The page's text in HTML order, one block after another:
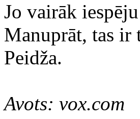
Jo vairāk
Manuprāt, tas ir
Peidža.
Avots: vox.com